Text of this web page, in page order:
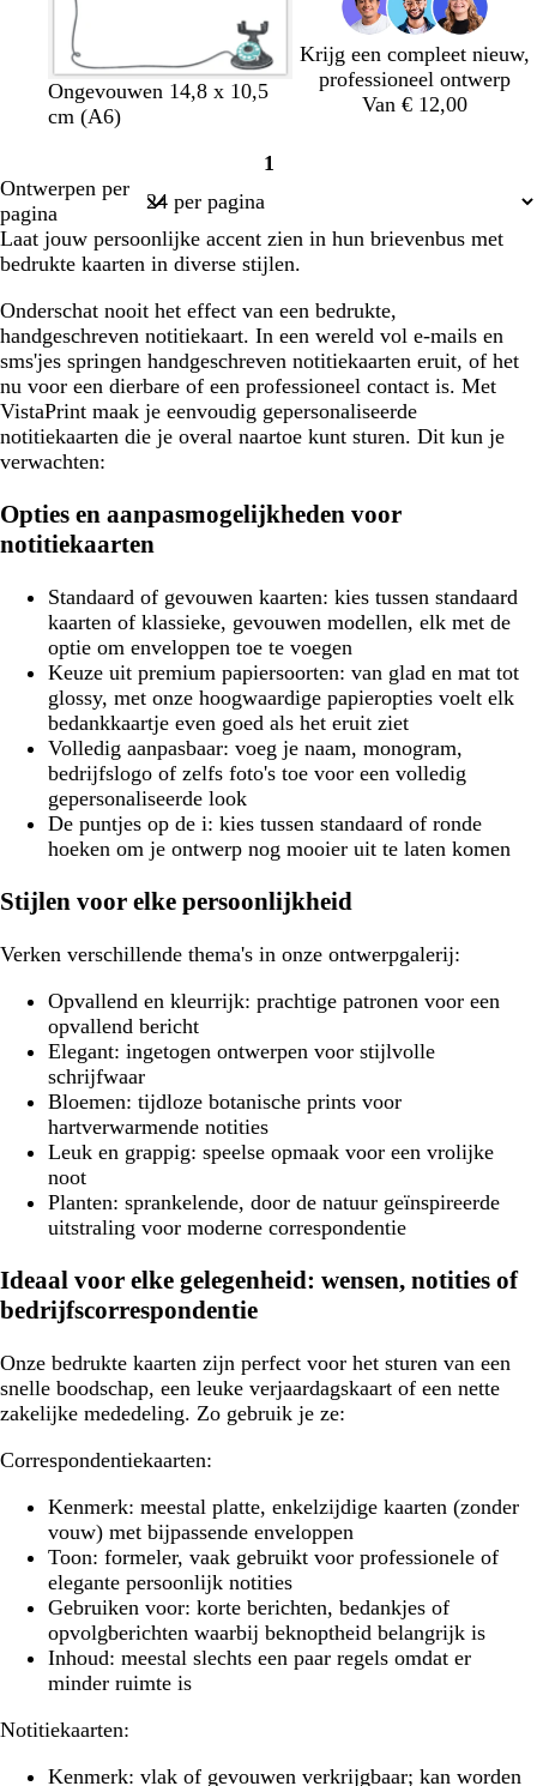
s
w
i
w
i
w
i
w
i
Ongevouwen 14,8 x 10,5
cm (A6)
Krijg een compleet nieuw,
professioneel ontwerp
Van € 12,00
Pagina
1
Ontwerpen per
pagina
Laat jouw persoonlijke accent zien in hun brievenbus met
bedrukte kaarten in diverse stijlen.
Onderschat nooit het effect van een bedrukte,
handgeschreven notitiekaart. In een wereld vol e-mails en
sms'jes springen handgeschreven notitiekaarten eruit, of het
nu voor een dierbare of een professioneel contact is. Met
VistaPrint maak je eenvoudig gepersonaliseerde
notitiekaarten die je overal naartoe kunt sturen. Dit kun je
verwachten:
Opties en aanpasmogelijkheden voor
notitiekaarten
Standaard of gevouwen kaarten: kies tussen standaard
kaarten of klassieke, gevouwen modellen, elk met de
optie om enveloppen toe te voegen
Keuze uit premium papiersoorten: van glad en mat tot
glossy, met onze hoogwaardige papieropties voelt elk
bedankkaartje even goed als het eruit ziet
Volledig aanpasbaar: voeg je naam, monogram,
bedrijfslogo of zelfs foto's toe voor een volledig
gepersonaliseerde look
De puntjes op de i: kies tussen standaard of ronde
hoeken om je ontwerp nog mooier uit te laten komen
Stijlen voor elke persoonlijkheid
Verken verschillende thema's in onze ontwerpgalerij:
Opvallend en kleurrijk: prachtige patronen voor een
opvallend bericht
Elegant: ingetogen ontwerpen voor stijlvolle
schrijfwaar
Bloemen: tijdloze botanische prints voor
hartverwarmende notities
Leuk en grappig: speelse opmaak voor een vrolijke
noot
Planten: sprankelende, door de natuur geïnspireerde
uitstraling voor moderne correspondentie
Ideaal voor elke gelegenheid: wensen, notities of
bedrijfscorrespondentie
Onze bedrukte kaarten zijn perfect voor het sturen van een
snelle boodschap, een leuke verjaardagskaart of een nette
zakelijke mededeling. Zo gebruik je ze:
Correspondentiekaarten:
Kenmerk: meestal platte, enkelzijdige kaarten (zonder
vouw) met bijpassende enveloppen
Toon: formeler, vaak gebruikt voor professionele of
elegante persoonlijk notities
Gebruiken voor: korte berichten, bedankjes of
opvolgberichten waarbij beknoptheid belangrijk is
Inhoud: meestal slechts een paar regels omdat er
minder ruimte is
Notitiekaarten:
Kenmerk: vlak of gevouwen verkrijgbaar; kan worden